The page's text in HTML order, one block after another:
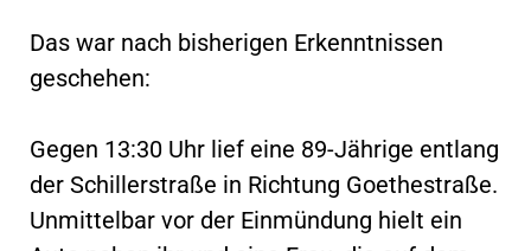
Das war nach bisherigen Erkenntnissen
geschehen:
Gegen 13:30 Uhr lief eine 89-Jährige entlang
der Schillerstraße in Richtung Goethestraße.
Unmittelbar vor der Einmündung hielt ein